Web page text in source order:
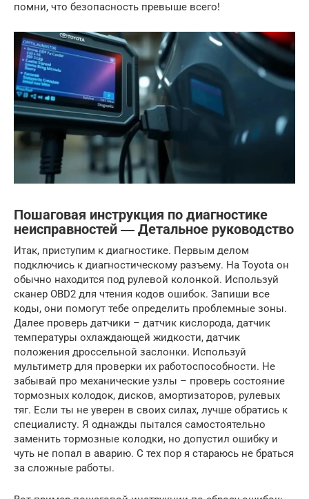
помни, что безопасность превыше всего!
Пошаговая инструкция по диагностике
неисправностей ― Детальное руководство
Итак, приступим к диагностике. Первым делом
подключись к диагностическому разъему. На Toyota он
обычно находится под рулевой колонкой. Используй
сканер OBD2 для чтения кодов ошибок. Запиши все
коды, они помогут тебе определить проблемные зоны.
Далее проверь датчики – датчик кислорода, датчик
температуры охлаждающей жидкости, датчик
положения дроссельной заслонки. Используй
мультиметр для проверки их работоспособности. Не
забывай про механические узлы – проверь состояние
тормозных колодок, дисков, амортизаторов, рулевых
тяг. Если ты не уверен в своих силах, лучше обратись к
специалисту. Я однажды пытался самостоятельно
заменить тормозные колодки, но допустил ошибку и
чуть не попал в аварию. С тех пор я стараюсь не браться
за сложные работы.